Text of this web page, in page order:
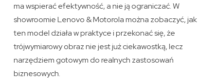
ma wspierać efektywność, a nie ją ograniczać. W
showroomie Lenovo & Motorola można zobaczyć, jak
ten model działa w praktyce i przekonać się, że
trójwymiarowy obraz nie jest już ciekawostką, lecz
narzędziem gotowym do realnych zastosowań
biznesowych.